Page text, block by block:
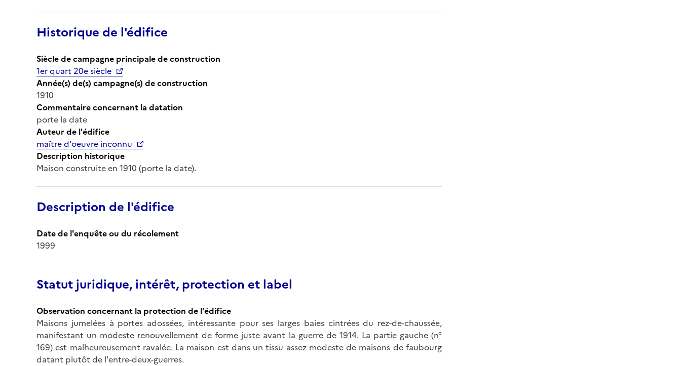
Historique de l'édifice
Siècle de campagne principale de construction
1er quart 20e siècle
Année(s) de(s) campagne(s) de construction
1910
Commentaire concernant la datation
porte la date
Auteur de l'édifice
maître d'oeuvre inconnu
Description historique
Maison construite en 1910 (porte la date).
Description de l'édifice
Date de l'enquête ou du récolement
1999
Statut juridique, intérêt, protection et label
Observation concernant la protection de l'édifice
Maisons jumelées à portes adossées, intéressante pour ses larges baies cintrées du rez-de-chaussée,
manifestant un modeste renouvellement de forme juste avant la guerre de 1914. La partie gauche (n°
169) est malheureusement ravalée. La maison est dans un tissu assez modeste de maisons de faubourg
datant plutôt de l'entre-deux-guerres.